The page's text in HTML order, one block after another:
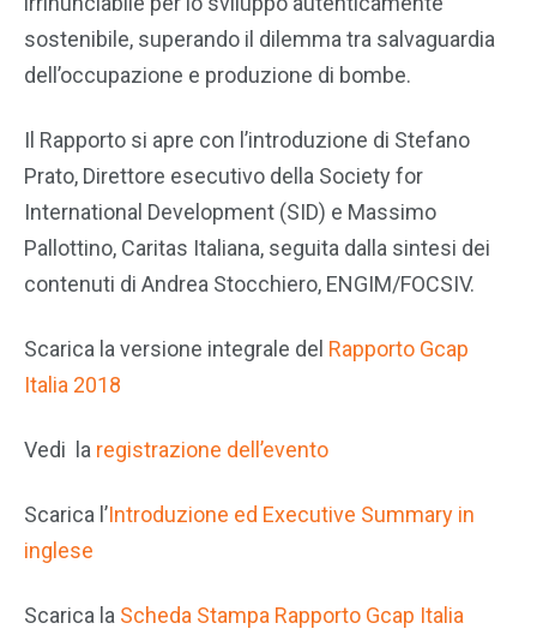
sostenibile, superando il dilemma tra salvaguardia
dell’occupazione e produzione di bombe.
Il Rapporto si apre con l’introduzione di Stefano
Prato, Direttore esecutivo della Society for
International Development (SID) e Massimo
Pallottino, Caritas Italiana, seguita dalla sintesi dei
contenuti di Andrea Stocchiero, ENGIM/FOCSIV.
Scarica la versione integrale del Rapporto Gcap
Italia 2018
Vedi la registrazione dell’evento
Scarica l’Introduzione ed Executive Summary in
inglese
Scarica la Scheda Stampa Rapporto Gcap Italia